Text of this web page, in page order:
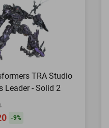
TRA Studio
Leader - Solid 2
-9%